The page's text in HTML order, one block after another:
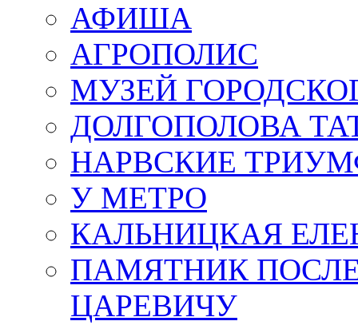
АФИША
АГРОПОЛИС
МУЗЕЙ
ДОЛГОПОЛОВА
НАРВСКИЕ
У МЕТРО
КАЛЬНИЦКАЯ
ПАМЯТНИК
ЦАРЕВИЧУ